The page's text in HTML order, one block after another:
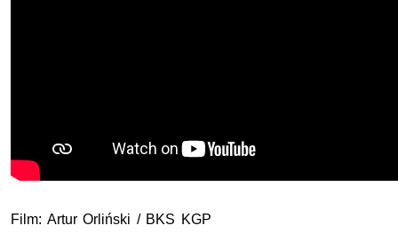
Film: Artur Orliński / BKS KGP